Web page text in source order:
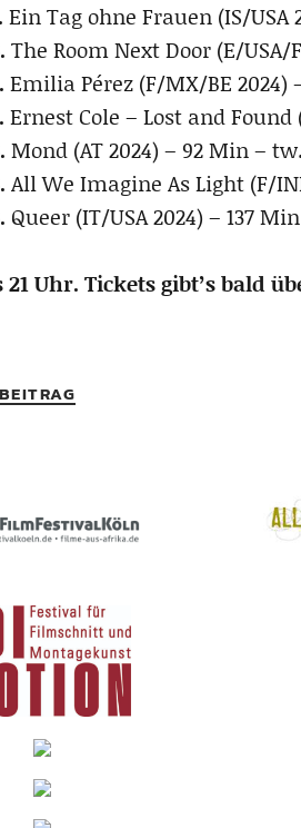
Ein Tag ohne Frauen (IS/USA
The Room Next Door (E/USA/
Emilia Pérez (F/MX/BE 2024)
Ernest Cole – Lost and Found
Mond (AT 2024) – 92 Min –
All We Imagine As Light (F/
Queer (IT/USA 2024) – 137
Uhr. Tickets gibt’s bald